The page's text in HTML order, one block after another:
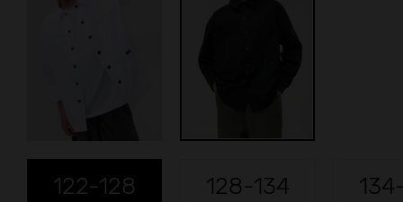
122-128 128-134